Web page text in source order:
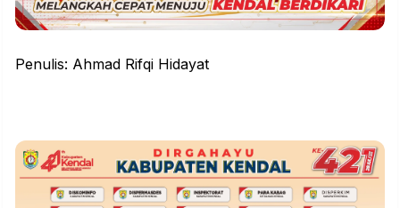
Penulis: Ahmad Rifqi Hidayat